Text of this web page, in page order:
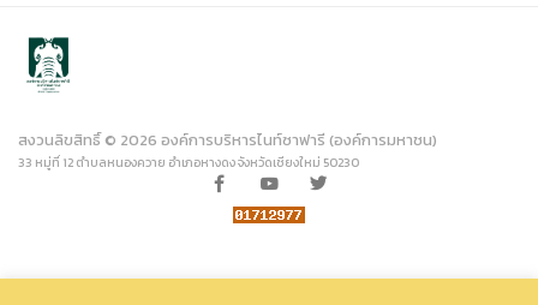
สงวนลิขสิทธิ์ © 2026 องค์การบริหารไนท์ซาฟารี (องค์การมหาชน)
33 หมู่ที่ 12 ตำบลหนองควาย อำเภอหางดง จังหวัดเชียงใหม่ 50230